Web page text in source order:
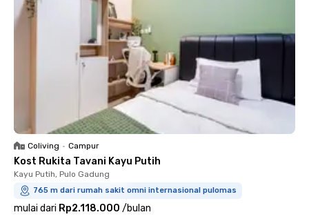
Coliving • Campur
Kost Rukita Tavani Kayu Putih
Kayu Putih, Pulo Gadung
765 m dari rumah sakit omni internasional pulomas
mulai dari Rp2.118.000 /bulan